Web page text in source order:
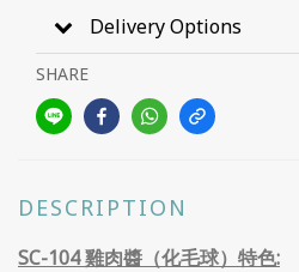
Delivery Options
SHARE
DESCRIPTION
SC-104 雞肉醬（化毛球）特色: